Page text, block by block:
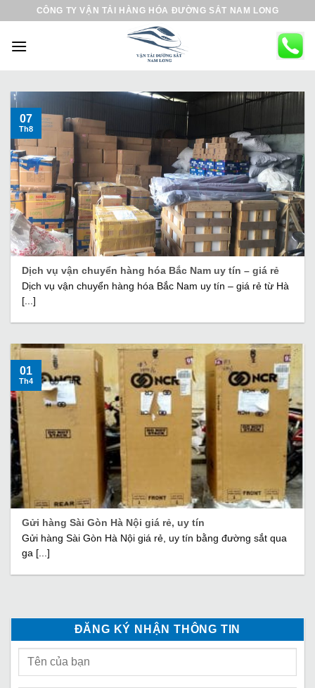
CÔNG TY VẬN TẢI HÀNG HÓA ĐƯỜNG SẮT NAM LONG
Dịch vụ vận chuyển hàng hóa Bắc Nam uy tín – giá rẻ
Dịch vụ vận chuyển hàng hóa Bắc Nam uy tín – giá rẻ từ Hà
[...]
07
Th8
Gửi hàng Sài Gòn Hà Nội giá rẻ, uy tín
Gửi hàng Sài Gòn Hà Nội giá rẻ, uy tín bằng đường sắt qua
ga [...]
01
Th4
ĐĂNG KÝ NHẬN THÔNG TIN